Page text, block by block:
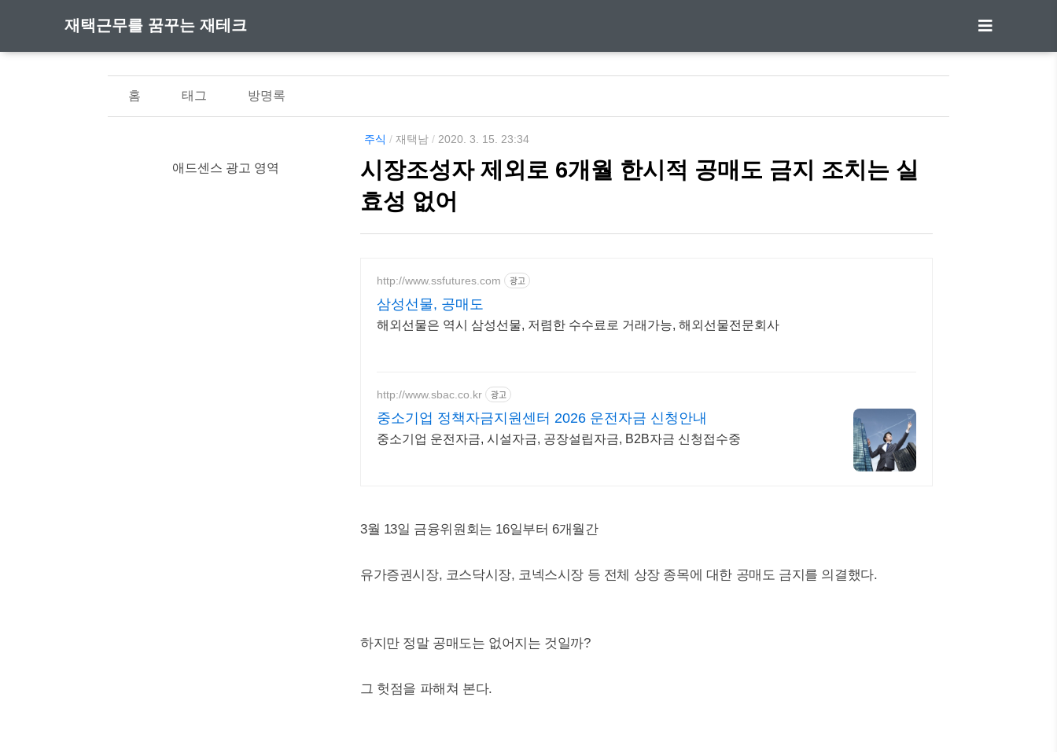
재택근무를 꿈꾸는 재테크
홈 태그 방명록
주식 /재택남 / 2020. 3. 15. 23:34
시장조성자 제외로 6개월 한시적 공매도 금지 조치는 실
효성 없어
http://www.ssfutures.com 광고
삼성선물, 공매도
해외선물은 역시 삼성선물, 저렴한 수수료로 거래가능, 해외선물전문회사
http://www.sbac.co.kr 광고
중소기업 정책자금지원센터 2026 운전자금 신청안내
중소기업 운전자금, 시설자금, 공장설립자금, B2B자금 신청접수중
3월 13일 금융위원회는 16일부터 6개월간
유가증권시장, 코스닥시장, 코넥스시장 등 전체 상장 종목에 대한 공매도 금지를 의결했다.
하지만 정말 공매도는 없어지는 것일까?
그 헛점을 파해쳐 본다.
애드센스 광고 영역